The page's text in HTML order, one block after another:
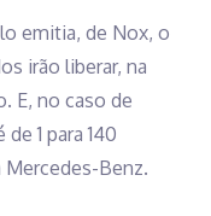
emitia, de Nox, o
irão liberar, na
E, no caso de
1 para 140
Mercedes-Benz.